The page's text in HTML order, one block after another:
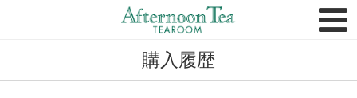
トップページ
購入履歴